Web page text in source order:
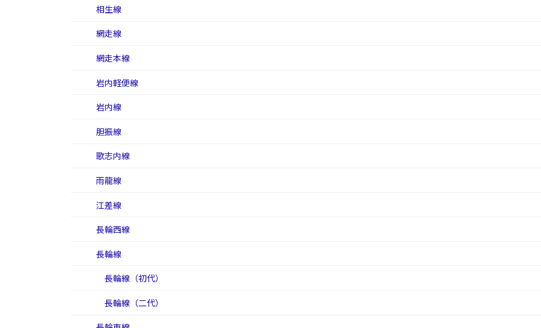
相生線
網走線
網走本線
岩内軽便線
岩内線
胆振線
歌志内線
雨龍線
江差線
長輪西線
長輪線
長輪線（初代）
長輪線（二代）